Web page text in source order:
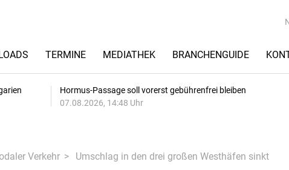
TERMINE MEDIATHEK BRANCHENGUIDE
Hormus-Passage soll vorerst gebührenfrei bleiben
07.08.2026, 14:48 Uhr
Verkehr Umschlag in den drei großen Westhäfen sinkt